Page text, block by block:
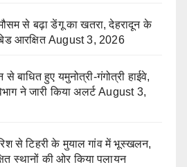
से बढ़ा डेंगू का खतरा, देहरादून के
आरक्षित August 3, 2026
हुए यमुनोत्री-गंगोत्री हाईवे,
ने जारी किया अलर्ट August 3,
से टिहरी के मुयाल गांव में भूस्खलन,
स्थानों की ओर किया पलायन